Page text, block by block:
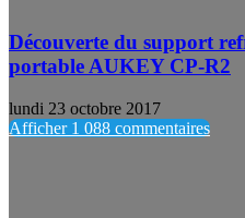
Découverte du support
portable AUKEY CP-R2
lundi 23 octobre 2017
Afficher 1 088 commentaires